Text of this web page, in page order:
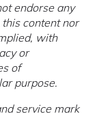
endorse any
content nor
with
or
of
purpose.
service mark